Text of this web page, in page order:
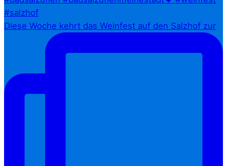
Diese Woche kehrt das Weinfest auf den Salzhof zur